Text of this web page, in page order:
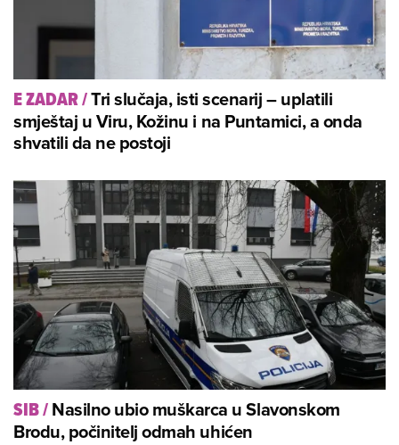
E ZADAR/Tri slučaja, isti scenarij – uplatili
smještaj u Viru, Kožinu i na Puntamici, a onda
shvatili da ne postoji
SIB/Nasilno ubio muškarca u Slavonskom
Brodu, počinitelj odmah uhićen